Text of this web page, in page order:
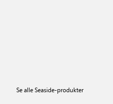
Se alle Seaside-produkter